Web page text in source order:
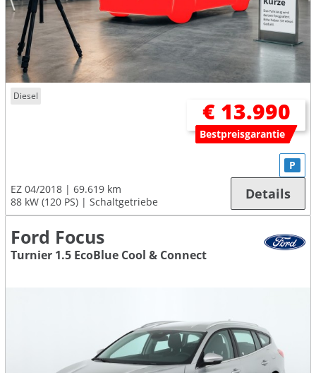
Diesel
€ 13.990
Bestpreisgarantie
EZ 04/2018
69.619 km
88 kW (120 PS)
Schaltgetriebe
P
Details
Ford Focus
Turnier 1.5 EcoBlue Cool & Connect